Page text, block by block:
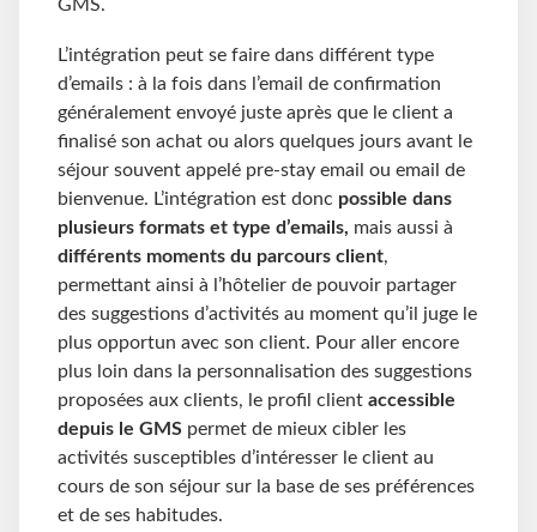
GMS.
L’intégration peut se faire dans différent type
d’emails : à la fois dans l’email de confirmation
généralement envoyé juste après que le client a
finalisé son achat ou alors quelques jours avant le
séjour souvent appelé pre-stay email ou email de
bienvenue. L’intégration est donc possible dans
plusieurs formats et type d’emails, mais aussi à
différents moments du parcours client,
permettant ainsi à l’hôtelier de pouvoir partager
des suggestions d’activités au moment qu’il juge le
plus opportun avec son client. Pour aller encore
plus loin dans la personnalisation des suggestions
proposées aux clients, le profil client accessible
depuis le GMS permet de mieux cibler les
activités susceptibles d’intéresser le client au
cours de son séjour sur la base de ses préférences
et de ses habitudes.